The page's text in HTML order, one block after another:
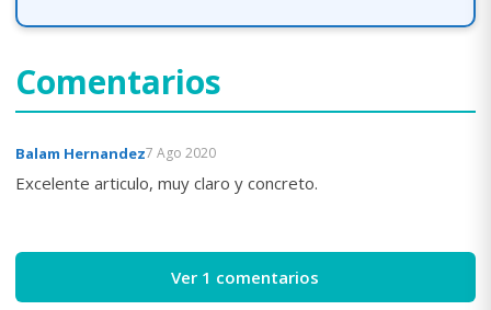
Comentarios
Balam Hernandez7 Ago 2020
Excelente articulo, muy claro y concreto.
Ver 1 comentarios